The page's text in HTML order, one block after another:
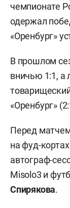
чемпионате
одержал
«Оренбург»
В прошлом
вничью 1:1, а
«Оренбург»
Перед
на фуд-
автограф-
Misolo3 и
Спирякова.